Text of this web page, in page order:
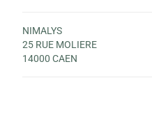
NIMALYS
25 RUE MOLIERE
14000 CAEN